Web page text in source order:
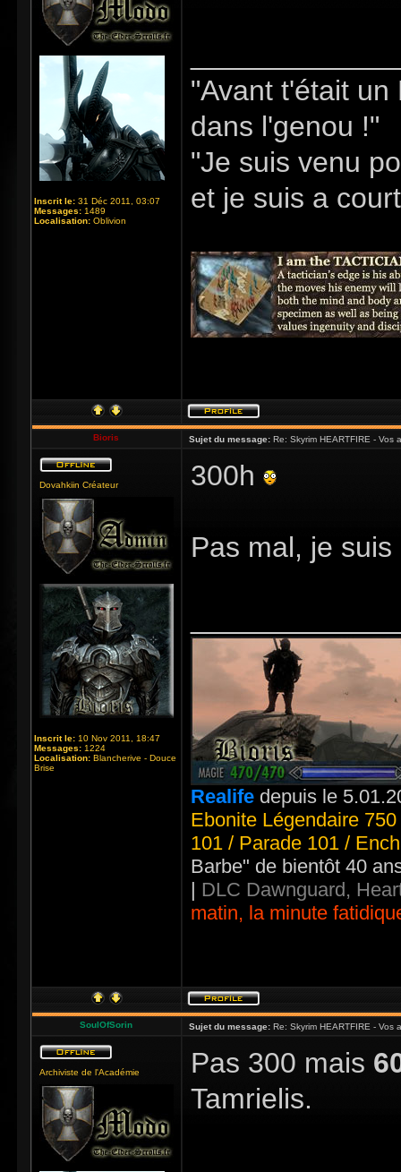
Inscrit le: 31 Déc 2011, 03:07
Messages: 1489
Localisation: Oblivion
"Avant t'était
dans l'genou !"
"Je suis venu
et je suis a
Bioris Sujet du message: Re: Skyrim HEARTFIRE - Vos
Dovahkiin Créateur
Inscrit le: 10 Nov 2011, 18:47
Messages: 1224
Localisation: Blancherive - Douce
Brise
300h
Pas mal, je
Realife depuis le
Ebonite Légendaire
101 / Parade 101 /
Barbe" de bientôt 40
| DLC Dawnguard,
matin, la minute
SoulOfSorin Sujet du message: Re: Skyrim HEARTFIRE - Vos
Archiviste de l'Académie Pas 300 mais
Tamrielis.